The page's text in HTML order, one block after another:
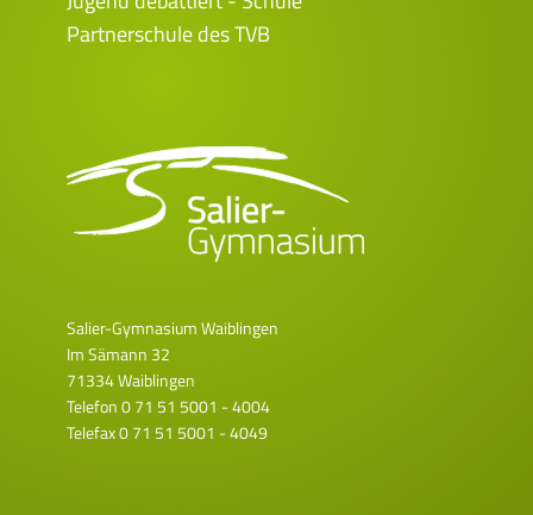
Salier-Gymnasium Waiblingen
Im Sämann 32
71334 Waiblingen
Telefon0 71 51 5001 - 4004
Telefax 0 71 51 5001 - 4049
Partnerschule des TVB